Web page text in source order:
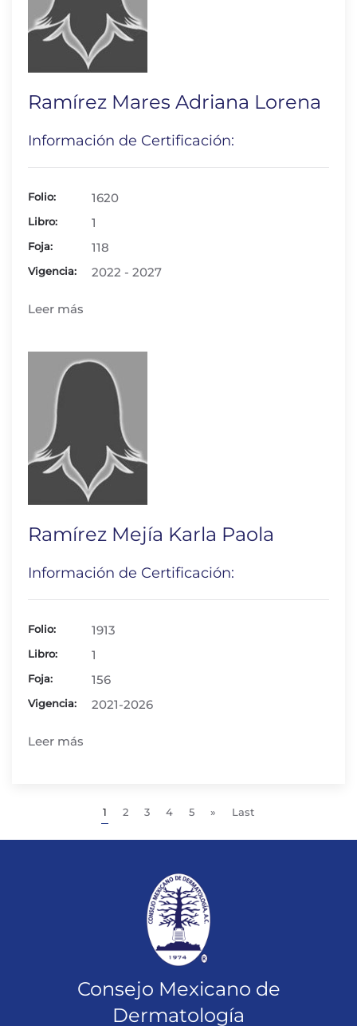
Ramírez Mares Adriana Lorena
Información de Certificación:
Folio: 1620
Libro: 1
Foja: 118
Vigencia: 2022 - 2027
Leer más
Ramírez Mejía Karla Paola
Información de Certificación:
Folio: 1913
Libro: 1
Foja: 156
Vigencia: 2021-2026
Leer más
1 2 3 4 5 » Last
Consejo Mexicano de
Dermatología